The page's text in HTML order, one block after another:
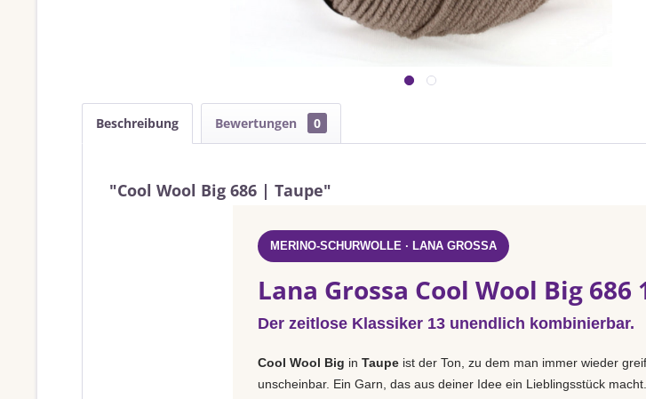
Beschreibung Bewertungen 0
"Cool Wool Big 686 | Taupe"
MERINO-SCHURWOLLE · LANA GROSSA
Lana Grossa Cool Wool Big 686
Der zeitlose Klassiker 13 unendlich kombinierbar.
Cool Wool Big in Taupe ist der Ton, zu dem man immer wieder
unscheinbar. Ein Garn, das aus deiner Idee ein Lieblingsstück macht.